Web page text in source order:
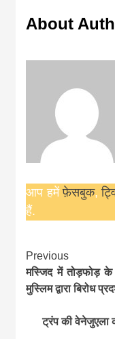
About
आप हमेंफ़ेसबुक,
हैं.
Continue
Reading
Previous
मस्जिद में तोड़फोड़ के
मुस्लिम द्वारा बिरोध
ट्रंप की वेनेजुएला